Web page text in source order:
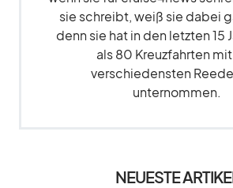
sie schreibt, weiß sie dabei
denn sie hat in den letzten 15
als 80 Kreuzfahrten
verschiedensten
unternommen.
NEUESTE